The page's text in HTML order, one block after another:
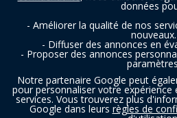
données
- Améliorer la qualité de nos
nouveaux.
- Diffuser des annonces en
- Proposer des annonces
Notre partenaire Google peut
pour personnaliser votre
services. Vous trouverez plus
Google dans leurs règles de
Copyright © 2016 - 2026